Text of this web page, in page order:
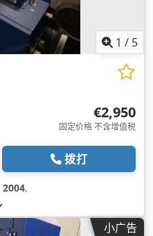
1 / 5
€2,950
固定价格 不含增值税
拨打
2004,
小广告